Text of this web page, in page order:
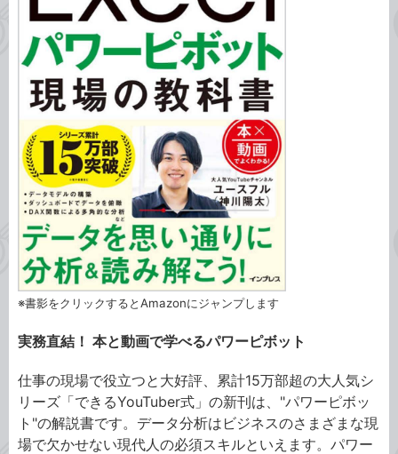
※書影をクリックするとAmazonにジャンプします
実務直結！ 本と動画で学べるパワーピボット
仕事の現場で役立つと大好評、累計15万部超の大人気シ
リーズ「できるYouTuber式」の新刊は、"パワーピボッ
ト"の解説書です。データ分析はビジネスのさまざまな現
場で欠かせない現代人の必須スキルといえます。パワー